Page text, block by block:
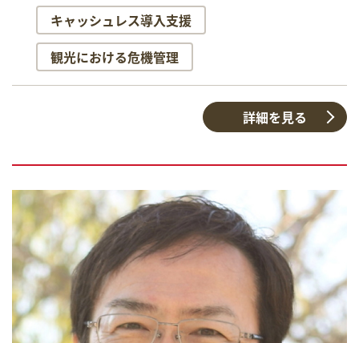
キャッシュレス導入支援
観光における危機管理
詳細を見る